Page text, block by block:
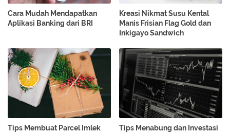
Cara Mudah Mendapatkan
Aplikasi Banking dari BRI
Kreasi Nikmat Susu Kental
Manis Frisian Flag Gold dan
Inkigayo Sandwich
Tips Membuat Parcel Imlek
Tips Menabung dan Investasi